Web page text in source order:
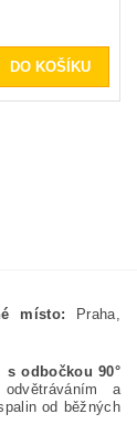
místo:
Praha,
odbočkou 90°
a
od běžných